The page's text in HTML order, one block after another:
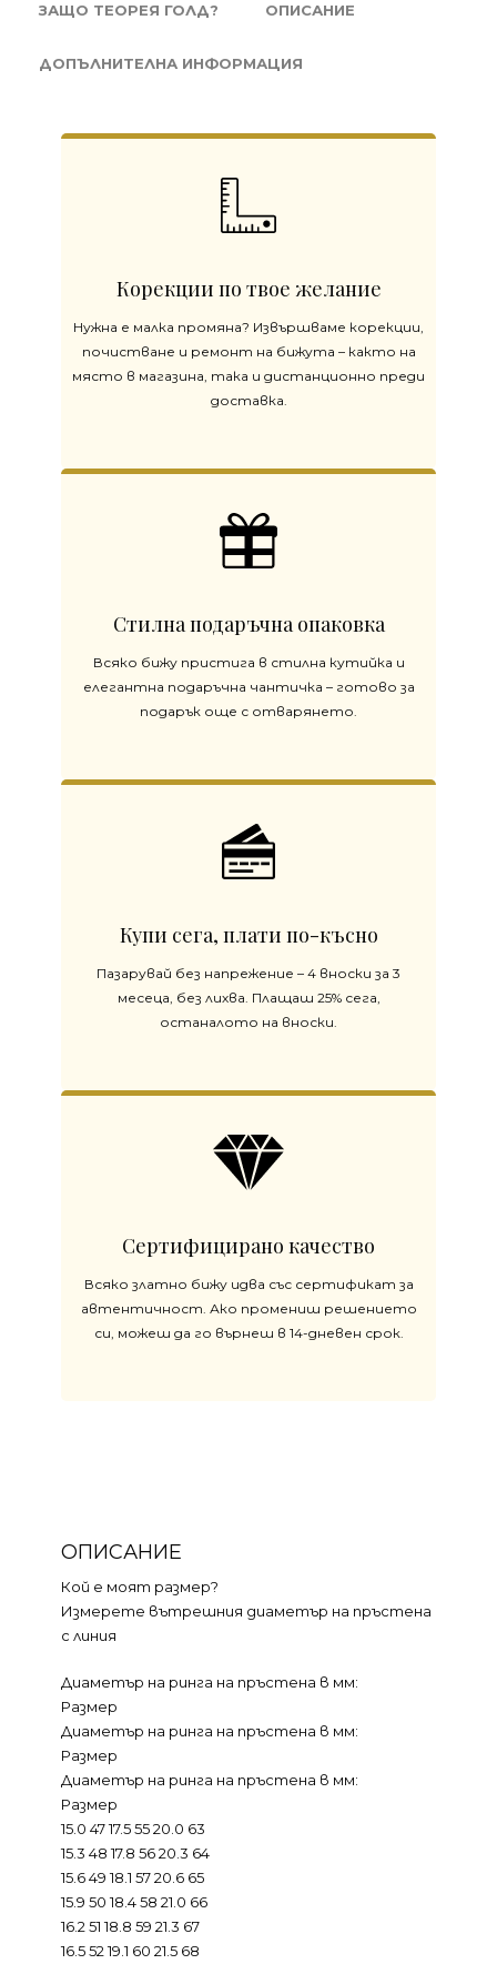
ЗАЩО ТЕОРЕЯ ГОЛД? ОПИСАНИЕ
ДОПЪЛНИТЕЛНА ИНФОРМАЦИЯ
Корекции по твое желание
Нужна е малка промяна? Извършваме корекции,
почистване и ремонт на бижута – както на
място в магазина, така и дистанционно преди
доставка.
Стилна подаръчна опаковка
Всяко бижу пристига в стилна кутийка и
елегантна подаръчна чантичка – готово за
подарък още с отварянето.
Купи сега, плати по-късно
Пазарувай без напрежение – 4 вноски за 3
месеца, без лихва. Плащаш 25% сега,
останалото на вноски.
Сертифицирано качество
Всяко златно бижу идва със сертификат за
автентичност. Ако промениш решението
си, можеш да го върнеш в 14-дневен срок.
ОПИСАНИЕ
Кой е моят размер?
Измерете вътрешния диаметър на пръстена
с линия
Диаметър на ринга на пръстена в мм:
Размер
Диаметър на ринга на пръстена в мм:
Размер
Диаметър на ринга на пръстена в мм:
Размер
15.0 47 17.5 55 20.0 63
15.3 48 17.8 56 20.3 64
15.6 49 18.1 57 20.6 65
15.9 50 18.4 58 21.0 66
16.2 51 18.8 59 21.3 67
16.5 52 19.1 60 21.5 68